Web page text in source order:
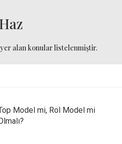
Haz
alan konular listelenmiştir.
Model mi, Rol Model mi